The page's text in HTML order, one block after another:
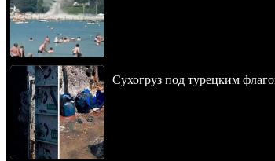
Сухогруз под турецким